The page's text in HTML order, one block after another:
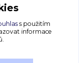
s použitím
informace